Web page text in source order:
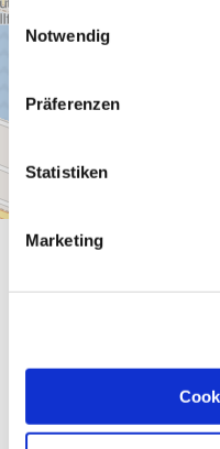
Einwilligungsauswahl
Notwendig
Präferenzen
Statistiken
Marketing